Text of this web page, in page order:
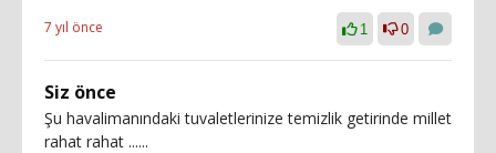
7 yıl önce 1 0
Siz önce
Şu havalimanındaki tuvaletlerinize temizlik getirinde millet
rahat rahat ......